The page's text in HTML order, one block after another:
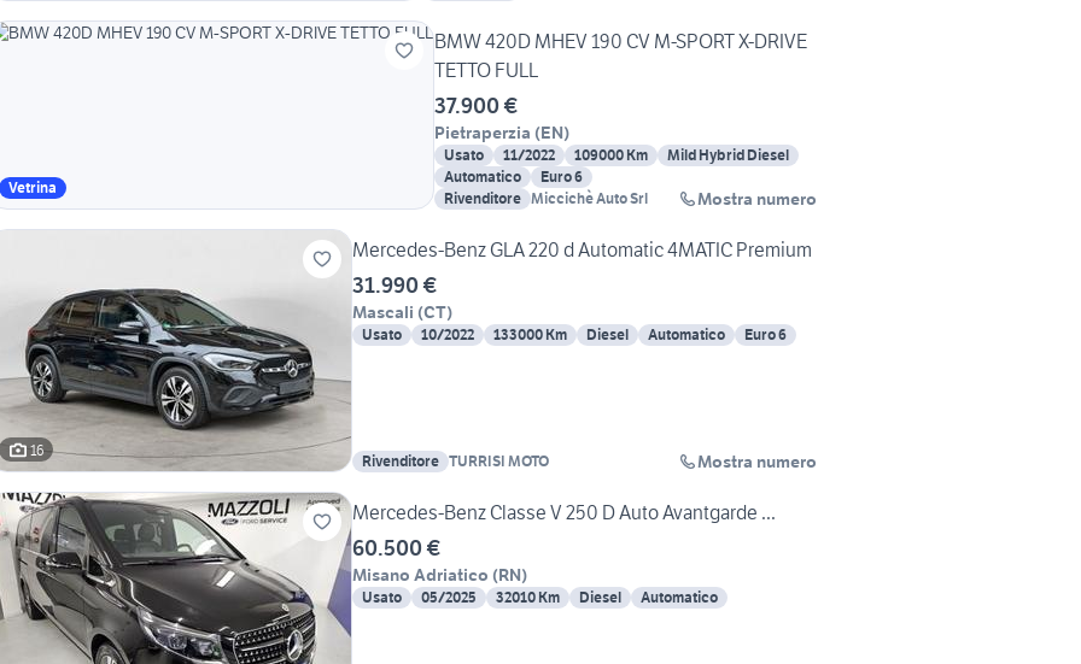
Vetrina
BMW 420D MHEV 190 CV M-SPORT X-DRIVE
TETTO FULL
37.900 €
Pietraperzia (EN)
Usato 11/2022 109000 Km
Mild Hybrid Diesel
Automatico
Euro 6
Rivenditore Miccichè Auto Srl Mostra numero
16
Mercedes-Benz GLA 220 d Automatic 4MATIC Premium
31.990 €
Mascali (CT)
Usato 10/2022 133000 Km Diesel Automatico Euro 6
Rivenditore TURRISI MOTO Mostra numero
Mercedes-Benz Classe V 250 D Auto Avantgarde ...
60.500 €
Misano Adriatico (RN)
Usato 05/2025 32010 Km Diesel Automatico